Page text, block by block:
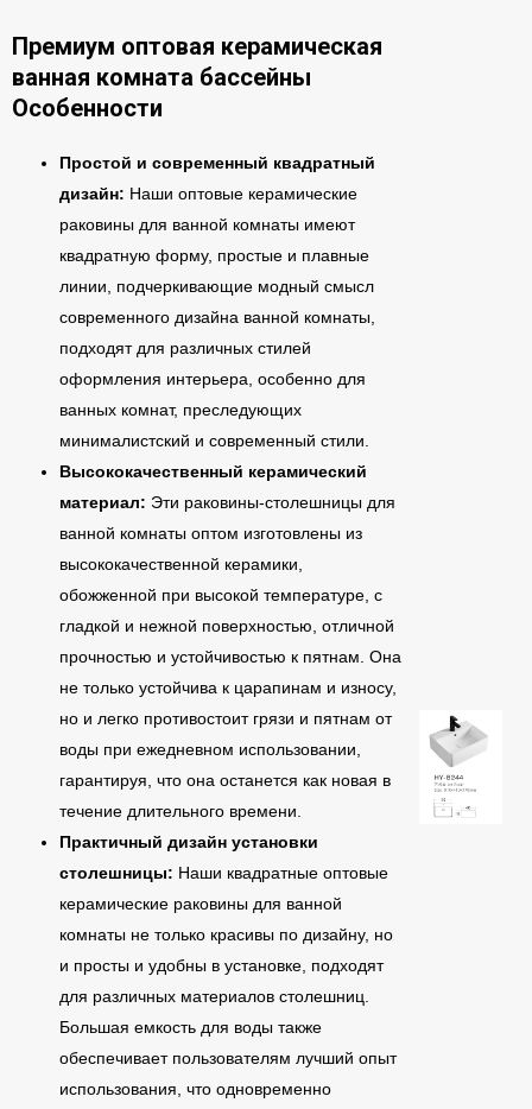
Премиум оптовая керамическая
ванная комната бассейны
Особенности
Простой и современный квадратный
дизайн: Наши оптовые керамические
раковины для ванной комнаты имеют
квадратную форму, простые и плавные
линии, подчеркивающие модный смысл
современного дизайна ванной комнаты,
подходят для различных стилей
оформления интерьера, особенно для
ванных комнат, преследующих
минималистский и современный стили.
Высококачественный керамический
материал: Эти раковины-столешницы для
ванной комнаты оптом изготовлены из
высококачественной керамики,
обожженной при высокой температуре, с
гладкой и нежной поверхностью, отличной
прочностью и устойчивостью к пятнам. Она
не только устойчива к царапинам и износу,
но и легко противостоит грязи и пятнам от
воды при ежедневном использовании,
гарантируя, что она останется как новая в
течение длительного времени.
Практичный дизайн установки
столешницы: Наши квадратные оптовые
керамические раковины для ванной
комнаты не только красивы по дизайну, но
и просты и удобны в установке, подходят
для различных материалов столешниц.
Большая емкость для воды также
обеспечивает пользователям лучший опыт
использования, что одновременно